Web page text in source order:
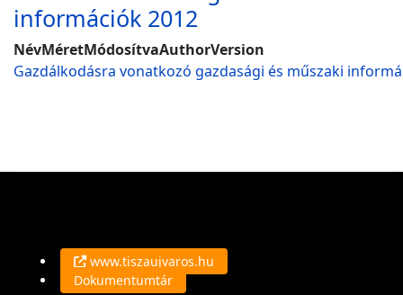
információk 2012
NévMéretMódosítvaAuthorVersion
Gazdálkodásra vonatkozó gazdasági és műszaki
www.tiszaujvaros.hu
Dokumentumtár